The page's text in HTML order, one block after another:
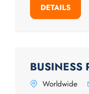
DETAILS
BUSINESS
Worldwide